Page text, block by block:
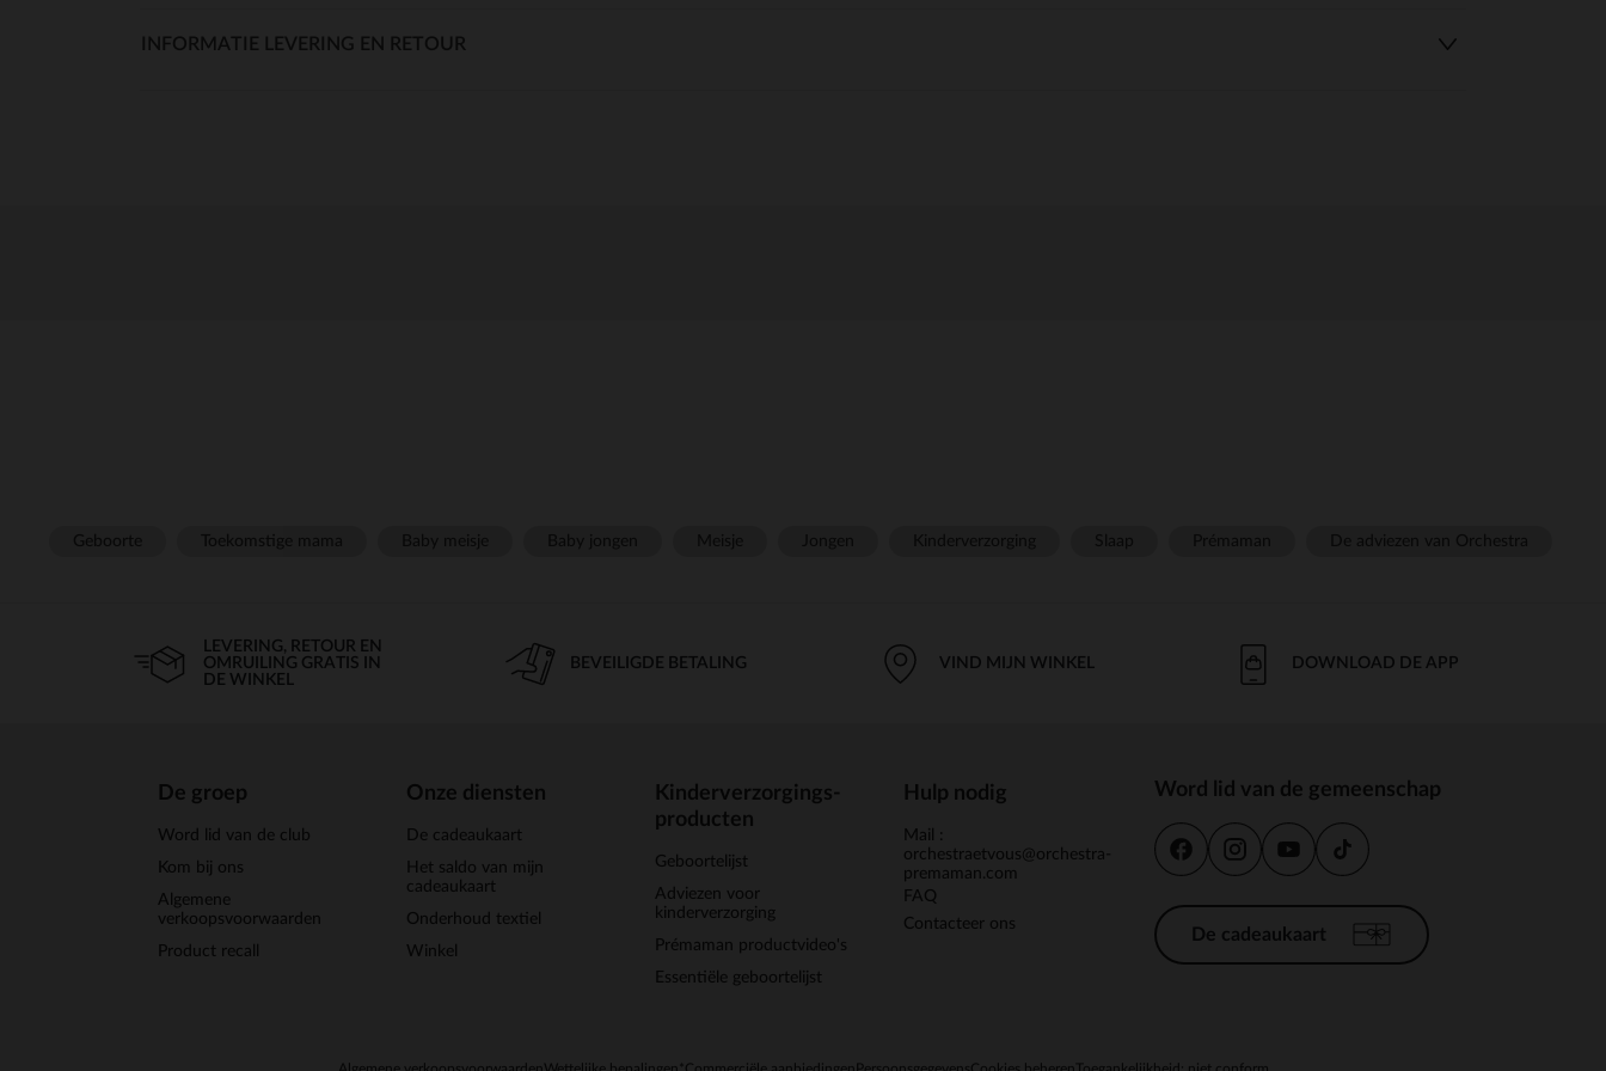
INFORMATIE LEVERING EN RETOUR
LEVERING, RETOUR EN
OMRUILING GRATIS IN
DE WINKEL
BEVEILIGDE BETALING VIND MIJN WINKEL DOWNLOAD DE APP
De groep
Word lid van de club
Kom bij ons
Algemene
verkoopsvoorwaarden
Product recall
Onze diensten
De cadeaukaart
Het saldo van mijn
cadeaukaart
Onderhoud textiel
Winkel
Kinderverzorgings-
producten
Geboortelijst
Adviezen voor
kinderverzorging
Prémaman productvideo's
Essentiële geboortelijst
Hulp nodig
Mail :
orchestraetvous@orchestra-
premaman.com
FAQ
Contacteer ons
Word lid van de gemeenschap
De cadeaukaart